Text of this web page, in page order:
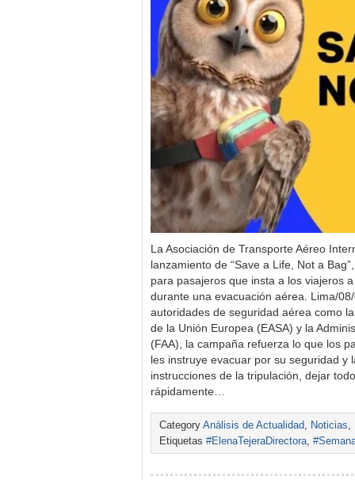
La Asociación de Transporte Aéreo
lanzamiento de “Save a Life, Not a
para pasajeros que insta a los viajeros
durante una evacuación aérea. Lima/
autoridades de seguridad aérea como
de la Unión Europea (EASA) y la
(FAA), la campaña refuerza lo que los
les instruye evacuar por su seguridad y
instrucciones de la tripulación, dejar
rápidamente…
Category Análisis de Actualidad, Noticias,
Etiquetas #ElenaTejeraDirectora,